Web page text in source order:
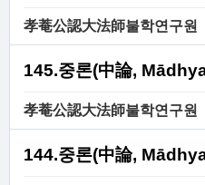
孝菴公認大法師불학연구원
145.중론(中論,
孝菴公認大法師불학연구원
144.중론(中論,